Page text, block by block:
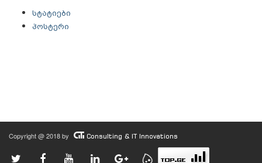
სტატიები
პოსტერი
Copyright @ 2018 by Consulting & IT Innovations